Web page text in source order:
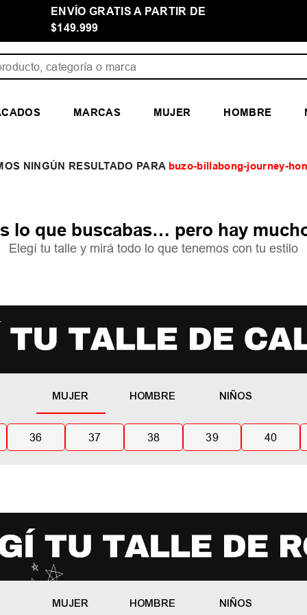
ENVÍO GRATIS A PARTIR DE
$149.999
MARCAS MUJER HOMBRE
buzo-billabong-journey-
lo que buscabas… pero hay
Elegí tu talle y mirá todo lo que tenemos con tu estilo
MUJER HOMBRE NIÑOS
36 37 38 39 40
MUJER HOMBRE NIÑOS